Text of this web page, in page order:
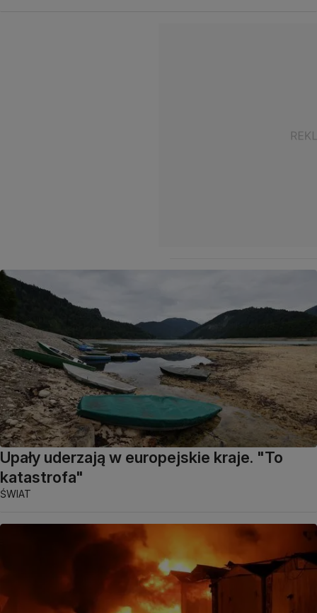
Upały uderzają w europejskie kraje. "To
katastrofa"
ŚWIAT